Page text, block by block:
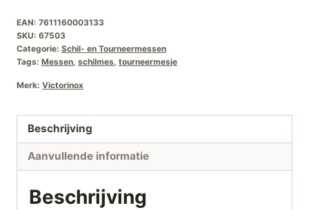
Swiss
Classic-
Zwart
aantal
EAN: 7611160003133
SKU: 67503
Categorie: Schil- en Tourneermessen
Tags: Messen, schilmes, tourneermesje
Merk: Victorinox
Beschrijving
Aanvullende informatie
Beschrijving